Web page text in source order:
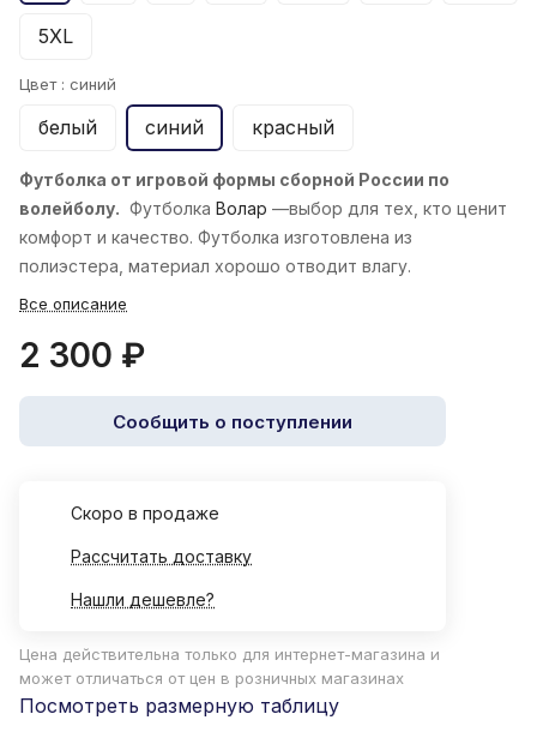
5XL
Цвет : синий
белый синий красный
Футболка от игровой формы сборной России по
волейболу. Футболка Волар —выбор для тех, кто ценит
комфорт и качество. Футболка изготовлена из
полиэстера, материал хорошо отводит влагу.
Все описание
2 300 ₽
Сообщить о поступлении
Cкоро в продаже
Рассчитать доставку
Нашли дешевле?
Цена действительна только для интернет-магазина и
может отличаться от цен в розничных магазинах
Посмотреть размерную таблицу